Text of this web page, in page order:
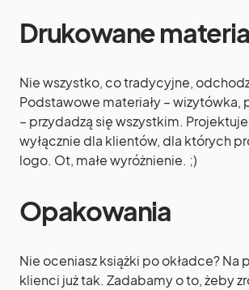
Drukowane
Nie wszystko, co tradycyjne,
Podstawowe materiały – wizytówka,
– przydadzą się wszystkim.
wyłącznie dla klientów, dla których
logo. Ot, małe wyróżnienie. ;)
Opakowania
Nie oceniasz książki po okładce? Na
klienci już tak. Zadabamy o to, żeby